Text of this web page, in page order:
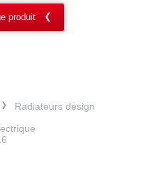
produit
Radiateurs design